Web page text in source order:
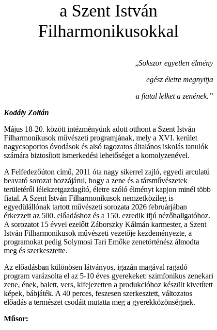
a Szent István
Filharmonikusokkal
„Sokszor egyetlen élmény
egész életre megnyitja
a fiatal lelket a zenének.”
Kodály Zoltán
Május 18-20. között intézményünk adott otthont a Szent István
Filharmonikusok művészeti programjának, mely a XVI. kerület
nagycsoportos óvodások és alsó tagozatos általános iskolás tanulók
számára biztosított ismerkedési lehetőséget a komolyzenével.
A Felfedezőúton című, 2011 óta nagy sikerrel zajló, egyedi arculatú
beavató sorozat hozzájárul, hogy a zene és a társművészetek
területéről lélekzetgazdagító, életre szóló élményt kapjon minél több
fiatal. A Szent István Filharmonikusok nemzetközileg is
egyedülállónak tartott művészeti sorozata 2026 februárjában
érkezzett az 500. előadáshoz és a 150. ezredik ifjú nézőhallgatóhoz.
A sorozatot 15 évvel ezelőtt Záborszky Kálmán karmester, a Szent
István Filharmonikusok művészeti vezetője kezdeményezte, a
programokat pedig Solymosi Tari Emőke zenetörténész álmodta
meg és szerkesztette.
Az előadásban különösen látványos, igazán magával ragadó
program varázsolta el az 5-10 éves gyerekeket: szimfonikus zenekari
zene, ének, balett, vers, kifejezetten a produkcióhoz készült kivetített
képek, bábjáték. A 40 perces, feszesen szerkesztett, változatos
előadás a természet csodáit mutatta meg a gyerekközönségnek.
Műsor: